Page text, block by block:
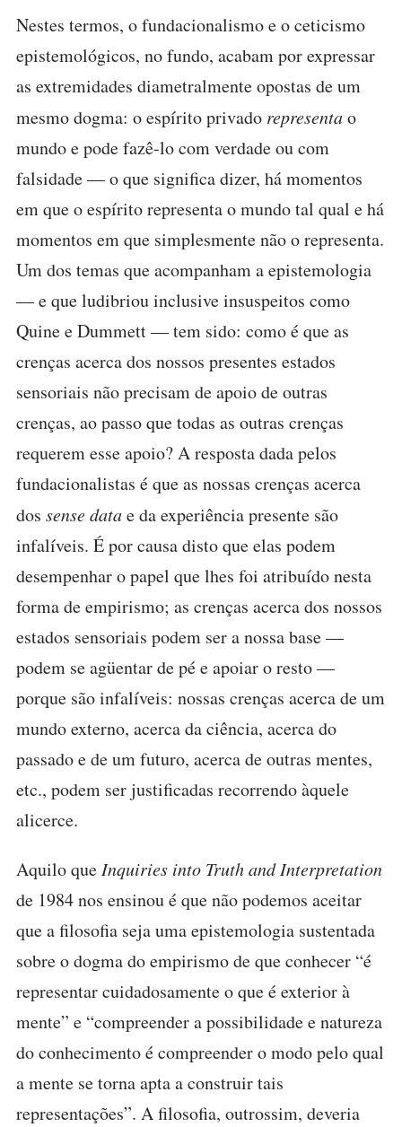
Nestes termos, o fundacionalismo e o ceticismo
epistemológicos, no fundo, acabam por expressar
as extremidades diametralmente opostas de um
mesmo dogma: o espírito privado representao
mundo e pode fazê-lo com verdade ou com
falsidade — o que significa dizer, há momentos
em que o espírito representa o mundo tal qual e há
momentos em que simplesmente não o representa.
Um dos temas que acompanham a epistemologia
— e que ludibriou inclusive insuspeitos como
Quine e Dummett — tem sido: como é que as
crenças acerca dos nossos presentes estados
sensoriais não precisam de apoio de outras
crenças, ao passo que todas as outras crenças
requerem esse apoio? A resposta dada pelos
fundacionalistas é que as nossas crenças acerca
dos sense datae da experiência presente são
infalíveis. É por causa disto que elas podem
desempenhar o papel que lhes foi atribuído nesta
forma de empirismo; as crenças acerca dos nossos
estados sensoriais podem ser a nossa base —
podem se agüentar de pé e apoiar o resto —
porque são infalíveis: nossas crenças acerca de um
mundo externo, acerca da ciência, acerca do
passado e de um futuro, acerca de outras mentes,
etc., podem ser justificadas recorrendo àquele
alicerce.
Aquilo que Inquiries into Truth and Interpretation
de 1984 nos ensinou é que não podemos aceitar
que a filosofia seja uma epistemologia sustentada
sobre o dogma do empirismo de que conhecer “é
representar cuidadosamente o que é exterior à
mente” e “compreender a possibilidade e natureza
do conhecimento é compreender o modo pelo qual
a mente se torna apta a construir tais
representações”. A filosofia, outrossim, deveria